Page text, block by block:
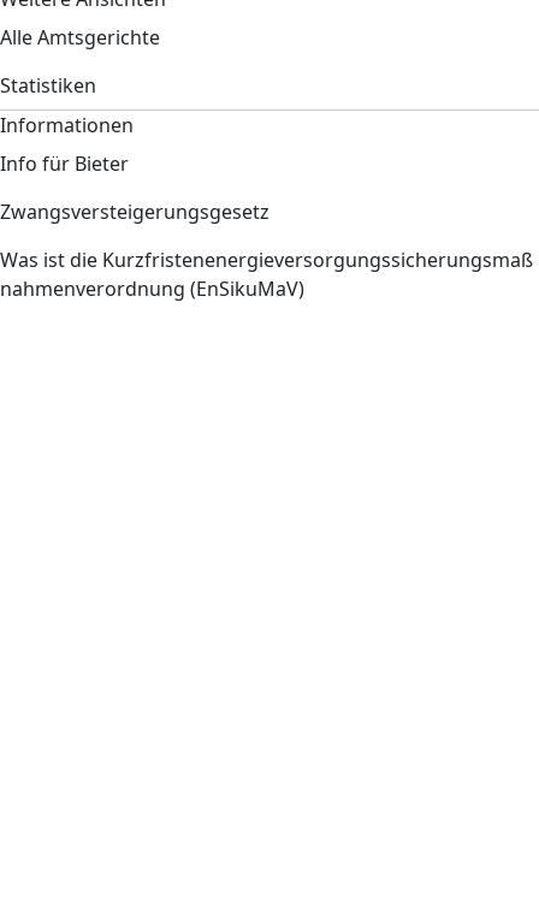
Alle Amtsgerichte
Statistiken
Informationen
Info für Bieter
Zwangsversteigerungsgesetz
Was ist die Kurzfristenenergieversorgungssicherungsmaß
nahmenverordnung (EnSikuMaV)